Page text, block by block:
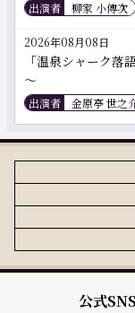
出演者 柳家 小傳次
2026年08月08日
「温泉シャーク
～
出演者 金原亭 世之
公式